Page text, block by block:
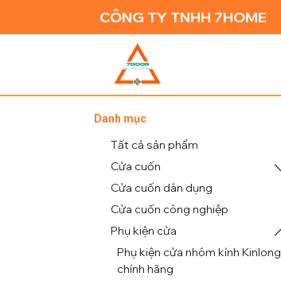
CÔNG TY TNHH 7HOME
Danh mục
Tất cả sản phẩm
Cửa cuốn
Cửa cuốn dân dụng
Cửa cuốn công nghiệp
Phụ kiện cửa
Phụ kiện cửa nhôm kính Kinlong
chính hãng